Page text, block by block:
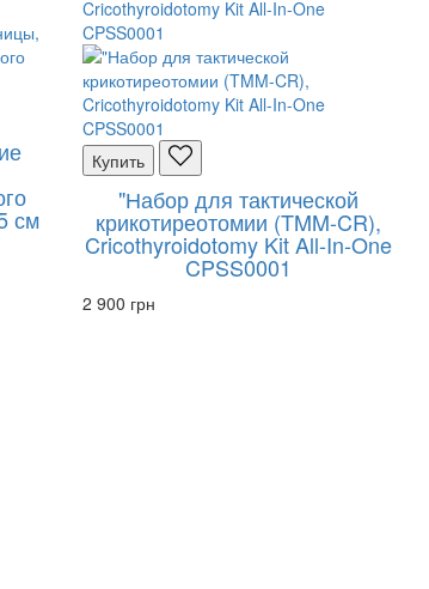
см
Купить
"Набор для тактической
крикотиреотомии (TMM-CR),
Cricothyroidotomy Kit All-In-One
CPSS0001
2 900 грн